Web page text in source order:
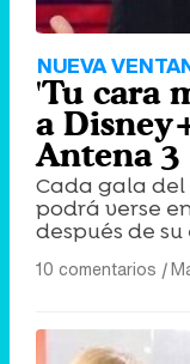
NUEVA
'Tu cara
a
Antena 3
Cada gala
podrá verse
después de
10 comentarios |